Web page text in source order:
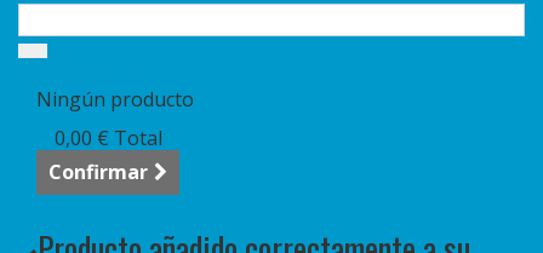
Ningún producto
0,00 € Total
Confirmar